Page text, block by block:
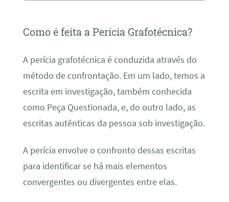
Como é feita a Perícia Grafotécnica?
A perícia grafotécnica é conduzida através do
método de confrontação. Em um lado, temos a
escrita em investigação, também conhecida
como Peça Questionada, e, do outro lado, as
escritas autênticas da pessoa sob investigação.
A perícia envolve o confronto dessas escritas
para identificar se há mais elementos
convergentes ou divergentes entre elas.